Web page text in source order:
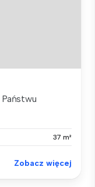
37 m²
Zobacz więcej